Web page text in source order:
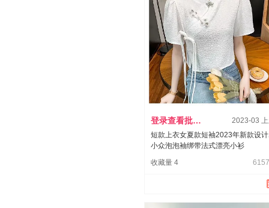
登录查看批发价
2023-03
短款上衣女夏款短袖2023年新款设
小众泡泡袖绑带法式漂亮小衫
收藏量 4